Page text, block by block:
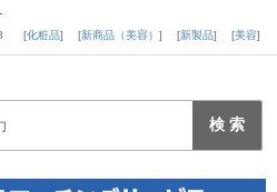
化粧品 新商品（美容） 新製品 美容